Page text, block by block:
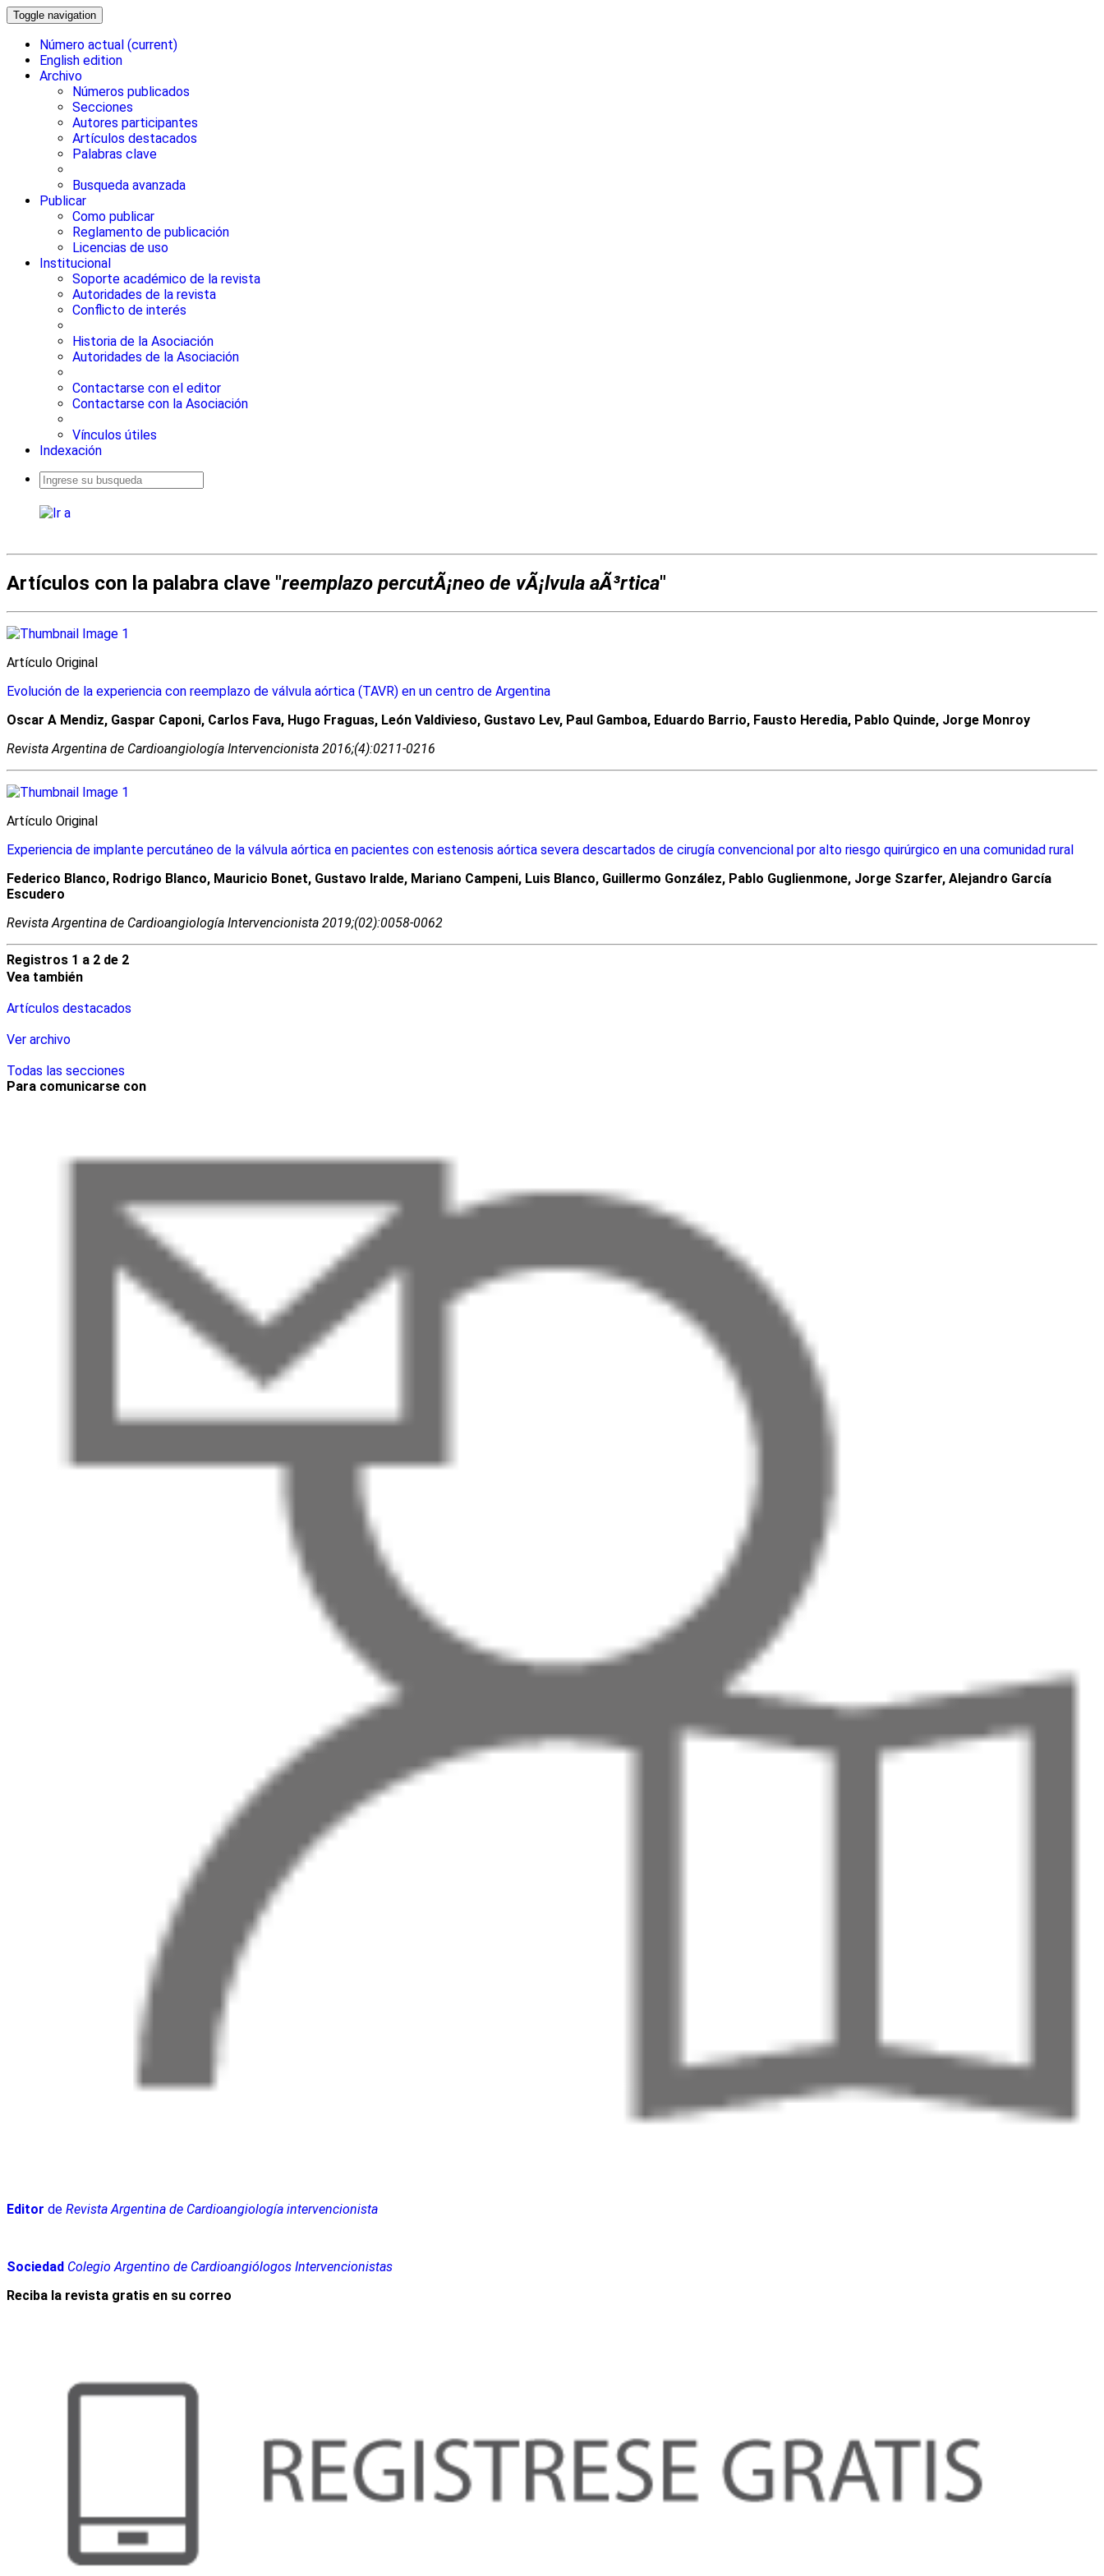
Toggle navigation
Número actual (current)
English edition
Archivo
Números publicados
Secciones
Autores participantes
Artículos destacados
Palabras clave
Busqueda avanzada
Publicar
Como publicar
Reglamento de publicación
Licencias de uso
Institucional
Soporte académico de la revista
Autoridades de la revista
Conflicto de interés
Historia de la Asociación
Autoridades de la Asociación
Contactarse con el editor
Contactarse con la Asociación
Vínculos útiles
Indexación
Artículos con la palabra clave "reemplazo percutÃ¡neo de vÃ¡lvula aÃ³rtica"
Artículo Original
Evolución de la experiencia con reemplazo de válvula aórtica (TAVR) en un centro de Argentina
Oscar A Mendiz, Gaspar Caponi, Carlos Fava, Hugo Fraguas, León Valdivieso, Gustavo Lev, Paul Gamboa, Eduardo Barrio, Fausto Heredia, Pablo Quinde, Jorge Monroy
Revista Argentina de Cardioangiologí­a Intervencionista 2016;(4):0211-0216
Artículo Original
Experiencia de implante percutáneo de la válvula aórtica en pacientes con estenosis aórtica severa descartados de cirugía convencional por alto riesgo quirúrgico en una comunidad rural
Federico Blanco, Rodrigo Blanco, Mauricio Bonet, Gustavo Iralde, Mariano Campeni, Luis Blanco, Guillermo González, Pablo Guglienmone, Jorge Szarfer, Alejandro García
Escudero
Revista Argentina de Cardioangiologí­a Intervencionista 2019;(02):0058-0062
Registros 1 a 2 de 2
Vea también
Artículos destacados
Ver archivo
Todas las secciones
Para comunicarse con
Editor de Revista Argentina de Cardioangiología intervencionista
Sociedad Colegio Argentino de Cardioangiólogos Intervencionistas
Reciba la revista gratis en su correo